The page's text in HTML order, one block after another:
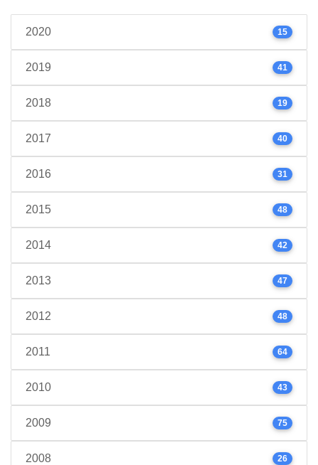
2020 15
2019 41
2018 19
2017 40
2016 31
2015 48
2014 42
2013 47
2012 48
2011 64
2010 43
2009 75
2008 26